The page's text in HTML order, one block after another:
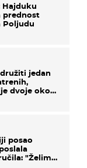
Hajduku
prednost
Poljudu
jedan
dvoje oko
posao
"Želim